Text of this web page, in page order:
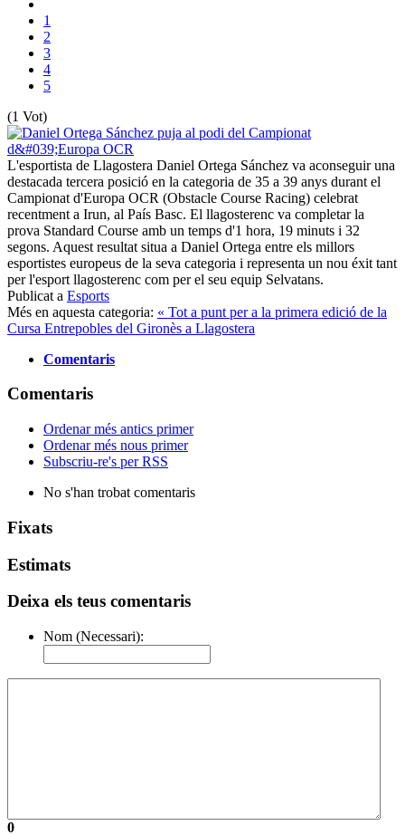
1
2
3
4
5
(1 Vot)
L'esportista de Llagostera Daniel Ortega Sánchez va aconseguir una
destacada tercera posició en la categoria de 35 a 39 anys durant el
Campionat d'Europa OCR (Obstacle Course Racing) celebrat
recentment a Irun, al País Basc. El llagosterenc va completar la
prova Standard Course amb un temps d'1 hora, 19 minuts i 32
segons. Aquest resultat situa a Daniel Ortega entre els millors
esportistes europeus de la seva categoria i representa un nou éxit tant
per l'esport llagosterenc com per el seu equip Selvatans.
Publicat a Esports
Més en aquesta categoria: « Tot a punt per a la primera edició de la
Cursa Entrepobles del Gironès a Llagostera
Comentaris
Comentaris
Ordenar més antics primer
Ordenar més nous primer
Subscriu-re's per RSS
No s'han trobat comentaris
Fixats
Estimats
Deixa els teus comentaris
Nom (Necessari):
0